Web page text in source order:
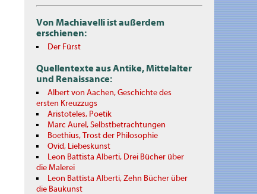
Von Machiavelli ist außerdem
erschienen:
Der Fürst
Quellentexte aus Antike, Mittelalter
und Renaissance:
Albert von Aachen, Geschichte des
ersten Kreuzzugs
Aristoteles, Poetik
Marc Aurel, Selbstbetrachtungen
Boethius, Trost der Philosophie
Ovid, Liebeskunst
Leon Battista Alberti, Drei Bücher über
die Malerei
Leon Battista Alberti, Zehn Bücher über
die Baukunst